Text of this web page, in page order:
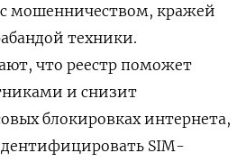
мошенничеством, кражей
техники.
что реестр поможет
и снизит
блокировках интернета,
SIM-